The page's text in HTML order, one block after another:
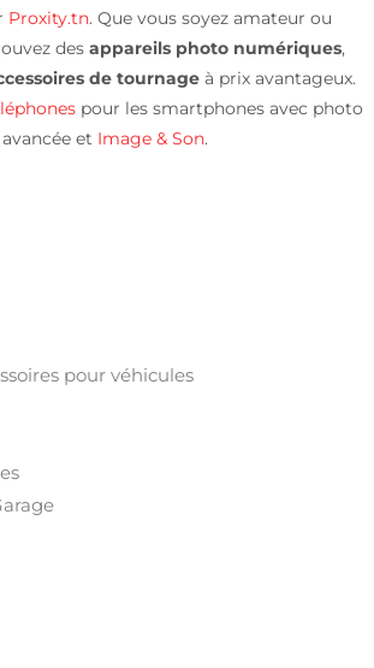
Proxity.tn. Que vous soyez amateur ou
des appareils photo numériques,
de tournageà prix avantageux.
pour les smartphones avec photo
avancée et Image & Son.
pour véhicules